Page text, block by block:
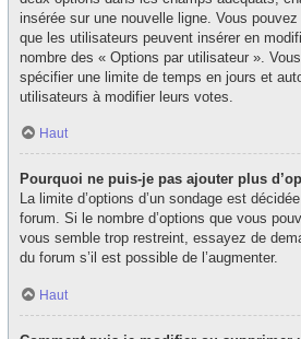
insérée sur une nouvelle ligne. Vous pouvez
que les utilisateurs peuvent insérer en
nombre des « Options par utilisateur ».
spécifier une limite de temps en jours et
utilisateurs à modifier leurs votes.
Haut
Pourquoi ne puis-je pas ajouter plus
La limite d’options d’un sondage est
forum. Si le nombre d’options que vous
vous semble trop restreint, essayez de
du forum s’il est possible de l’augmenter.
Haut